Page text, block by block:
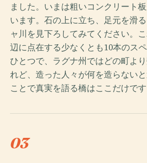
ました。いまは粗いコンクリート
います。石の上に立ち、足元を滑
ャ川を見下ろしてみてください。
辺に点在する少なくとも10本のス
ひとつで、ラグナ州ではどの町よ
れど、造った人々が何を造らない
ことで真実を語る橋はここだけです
03